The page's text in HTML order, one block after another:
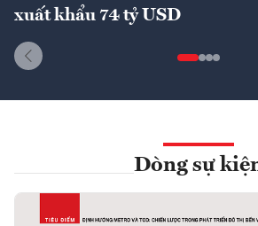
xuất khẩu 74 tỷ USD
Dòng sự